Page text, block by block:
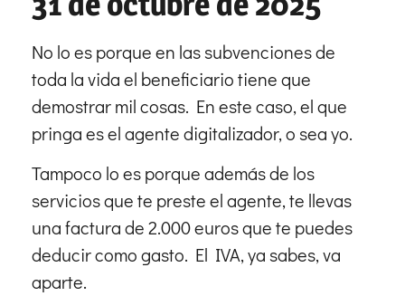
No lo es porque en las subvenciones de
toda la vida el beneficiario tiene que
demostrar mil cosas. En este caso, el que
pringa es el agente digitalizador, o sea yo.
Tampoco lo es porque además de los
servicios que te preste el agente, te llevas
una factura de 2.000 euros que te puedes
deducir como gasto. El IVA, ya sabes, va
aparte.